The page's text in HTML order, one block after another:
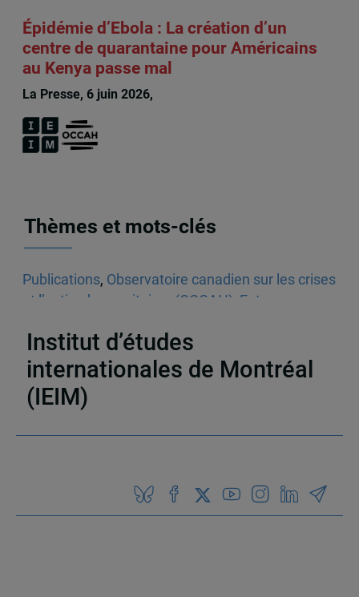
Épidémie d’Ebola : La création d’un
centre de quarantaine pour Américains
au Kenya passe mal
La Presse, 6 juin 2026,
Thèmes et mots-clés
Publications, Observatoire canadien sur les crises
et l’action humanitaires (OCCAH) Entrevues
Institut d’études
internationales de Montréal
(IEIM)